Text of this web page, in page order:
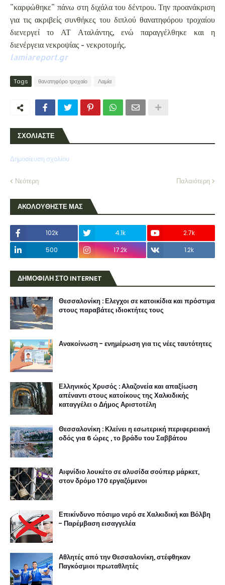
"καρφώθηκε" πάνω στη διχάλα του δέντρου. Την προανάκριση
για τις ακριβείς συνθήκες του διπλού θανατηφόρου τροχαίου
διενεργεί το ΑΤ Αταλάντης, ενώ παραγγέλθηκε και η
διενέργεια νεκροψίας - νεκροτομής.
lamiareport.gr
Tags θανατηφόρο τροχαίο Λαμία
ΣΧΟΛΙΑΣΤΕ
Δημοσίευση σχολίου
Νεότερη Παλαιότερη
ΑΚΟΛΟΥΘΗΣΤΕ ΜΑΣ
102k 4.1k
2.7k
500
17.2k 1.2k
ΔΗΜΟΦΙΛΗ ΣΤΟ INTERNET
Θεσσαλονίκη : Ελεγχοι σε κατοικίδια και πρόστιμα
στους παραβάτες ιδιοκτήτες τους
Ανακοίνωση - ενημέρωση για τις νέες ταυτότητες
Ελληνικός Χρυσός : Αλαζονεία και απαξίωση
απέναντι στους κατοίκους της Χαλκιδικής
καταγγέλει ο Δήμος Αριστοτέλη
Θεσσαλονίκη : Κλείνει η εσωτερική περιφερειακή
οδός για 6 ώρες , το βράδυ του Σαββάτου
Αιφνίδιο λουκέτο σε αλυσίδα σούπερ μάρκετ,
στον δρόμο 170 εργαζόμενοι
Επικίνδυνο πόσιμο νερό σε Χαλκιδική και Βόλβη
- Παρέμβαση εισαγγελέα
Αθλητές από την Θεσσαλονίκη, στέφθηκαν
Παγκόσμιοι πρωταθλητές